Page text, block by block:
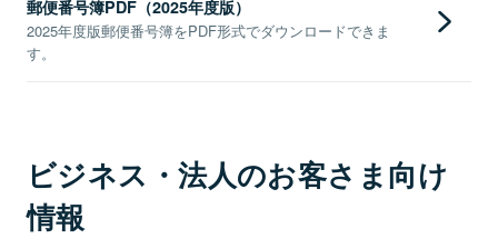
郵便番号簿PDF（2025年度版）
2025年度版郵便番号簿をPDF形式でダウンロードできま
す。
ビジネス・法人のお客さま向け
情報